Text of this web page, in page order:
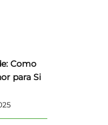
Como
para Si